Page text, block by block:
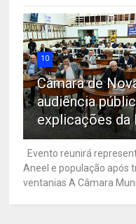
10
Câmara de
audiência
explicações da
Evento reunirá
Aneel e população após
ventanias A Câmara